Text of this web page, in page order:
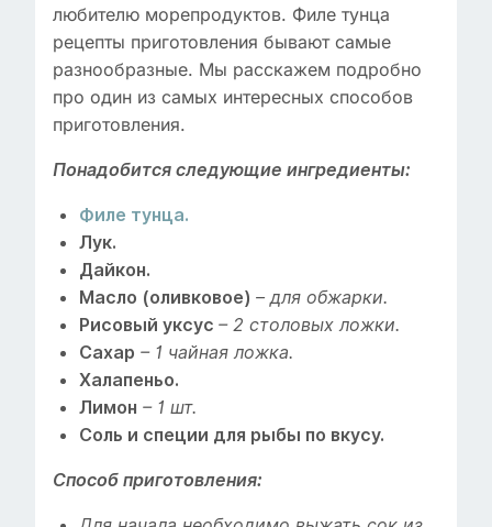
любителю морепродуктов. Филе тунца
рецепты приготовления бывают самые
разнообразные. Мы расскажем подробно
про один из самых интересных способов
приготовления.
Понадобится следующие ингредиенты:
Филе тунца.
Лук.
Дайкон.
Масло (оливковое) – для обжарки.
Рисовый уксус – 2 столовых ложки.
Сахар – 1 чайная ложка.
Халапеньо.
Лимон – 1 шт.
Соль и специи для рыбы по вкусу.
Способ приготовления: